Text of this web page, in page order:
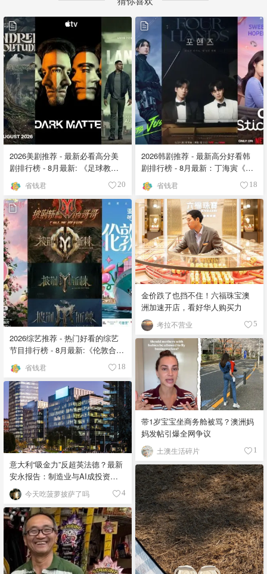
2026美剧推荐 - 最新必看高分美
剧排行榜 - 8月最新: 《​​足球教练
》第四季回归！
省钱君 20
2026韩剧推荐 - 最新高分好看韩
剧排行榜 - 8月最新：丁海寅《我
的荒糖恋爱 》上线❣️
省钱君 18
2026综艺推荐 - 热门好看的综艺
节目排行榜 - 8月最新:《​​伦敦合伙
人》回归啦
省钱君 18
金价跌了也挡不住！六福珠宝澳
洲加速开店，看好华人购买力
考拉不营业 5
带1岁宝宝坐商务舱被骂？澳洲妈
妈发帖引爆全网争议
土澳生活碎片 1
意大利“吸金力”反超英法德？最新
安永报告：制造业与AI成投资新
宠！ 今天吃菠萝披萨了吗 4